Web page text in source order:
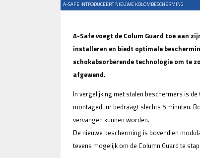
A-SAFE INTRODUCEERT NIEUWE KOLOMBESCHERMING
A-Safe voegt de Colum Guard toe aan
installeren en biedt optimale
schokabsorberende technologie om te
afgewend.
In vergelijking met stalen beschermers is
montageduur bedraagt slechts 5 minuten.
vervangen kunnen worden.
De nieuwe bescherming is bovendien
tevens mogelijk om de Column Guard te